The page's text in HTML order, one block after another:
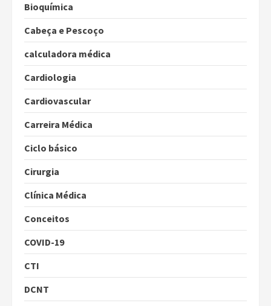
Bioquímica
Cabeça e Pescoço
calculadora médica
Cardiologia
Cardiovascular
Carreira Médica
Ciclo básico
Cirurgia
Clínica Médica
Conceitos
COVID-19
CTI
DCNT